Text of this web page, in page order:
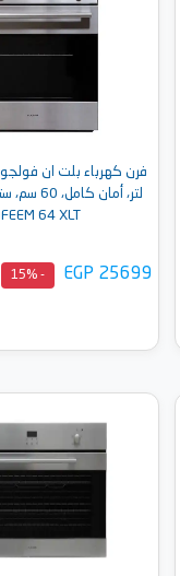
لتر، أمان
64 XLT
EGP 25699
- 15%
أضف إلى السلة